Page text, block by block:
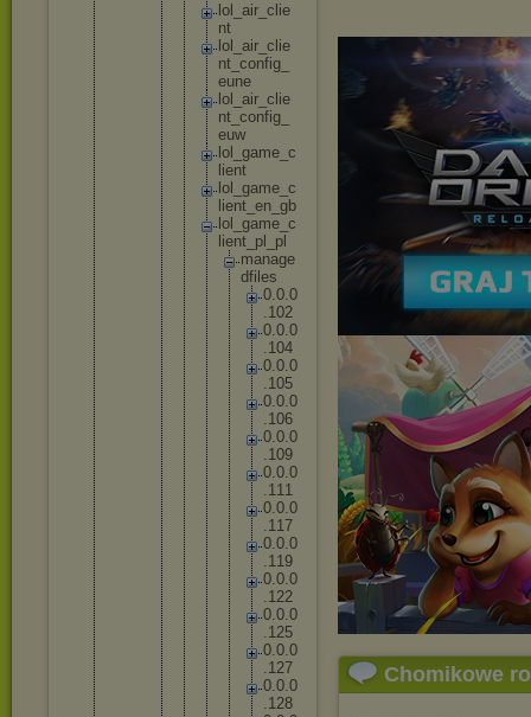
lo
air_ cl ie
nt
lo
air_ cl ie
nt _config_
eune
lo
air_ cl ie
nt _config_
euw
lo
game _c
lient
lo
game _c
lient_ en _gb
lo
game _c
lient_ pl _p
manage
dfi es
0.0.0
.102
0.0.0
.104
0.0.0
.105
0.0.0
.106
0.0.0
.109
0.0.0
.111
0.0.0
.117
0.0.0
.119
0.0.0
.122
0.0.0
.125
0.0.0
.127
0.0.0
.128
Chomikowe